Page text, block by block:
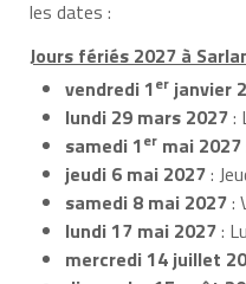
les dates :
Jours fériés 2027 à
vendredi 1er janvier
lundi 29 mars 2027:
samedi 1er mai 2027
jeudi 6 mai 2027:
samedi 8 mai 2027:
lundi 17 mai 2027:
mercredi 14 juillet